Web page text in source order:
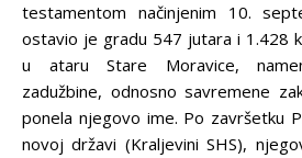
testamentom načinjenim 10.
ostavio je gradu 547 jutara i 1.428
u ataru Stare Moravice,
zadužbine, odnosno savremene
ponela njegovo ime. Po završetku
novoj državi (Kraljevini SHS),